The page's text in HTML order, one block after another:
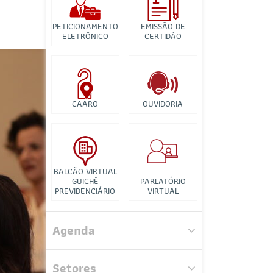
Banco de Imagens
Tutorial para
Videconferência
PETICIONAMENTO
ELETRÔNICO
EMISSÃO DE
CERTIDÃO
CAARO OUVIDORIA
BALCÃO VIRTUAL
GUICHÊ
PREVIDENCIÁRIO
PARLATÓRIO
VIRTUAL
Agenda
Setores
Comissão do Clube dos
Advogados